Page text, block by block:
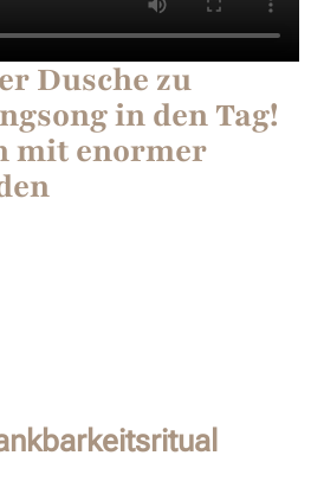
Dusche zu
in den Tag!
mit enormer